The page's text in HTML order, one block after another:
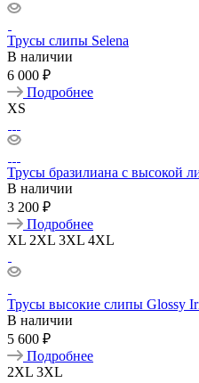
Трусы слипы Selena
В наличии
6 000 ₽
Подробнее
XS
Трусы бразилиана с высокой
В наличии
3 200 ₽
Подробнее
XL 2XL 3XL 4XL
Трусы высокие слипы Glossy
В наличии
5 600 ₽
Подробнее
2XL 3XL